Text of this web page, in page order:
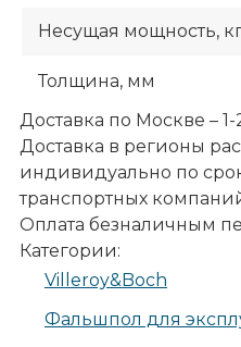
Террасы и улица
Керамогранит для
Керамогранит
Несущая мощность,
Толщина, мм
Доставка по Москве –
Доставка в регионы
индивидуально по
транспортных
Оплата безналичным
Категории:
Villeroy&Boch
Фальшпол для